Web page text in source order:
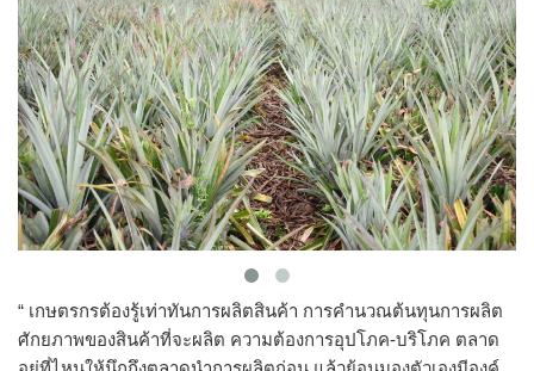
“ เกษตรกรต้องรู้เท่าทันการผลิตสินค้า การคำนวณต้นทุนการผลิต
ศักยภาพของสินค้าที่จะผลิต ความต้องการอุปโภค-บริโภค ตลาด